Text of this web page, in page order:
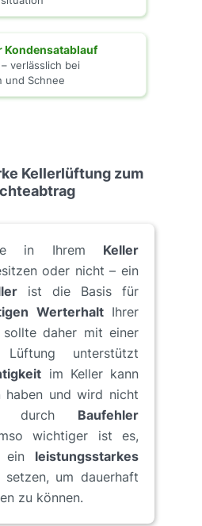
Kondensatablauf
verlässlich bei
und Schnee
Kellerlüftung zum
in Ihrem Keller
oder nicht – ein
ist die Basis für
WerterhaltIhrer
sollte daher mit einer
Lüftung unterstützt
im Keller kann
haben und wird nicht
durch Baufehler
wichtiger ist es,
ein leistungsstarkes
setzen, um dauerhaft
zu können.